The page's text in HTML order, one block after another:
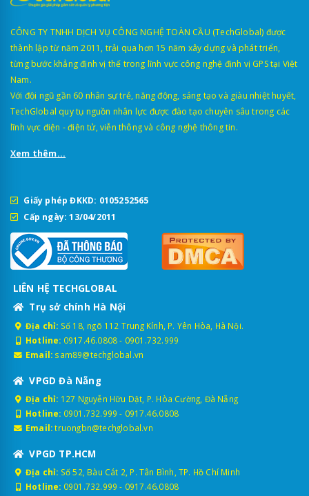
CÔNG TY TNHH DỊCH VỤ CÔNG NGHỆ TOÀN CẦU (TechGlobal) được
thành lập từ năm 2011, trải qua hơn 15 năm xây dựng và phát triển,
từng bước khẳng định vị thế trong lĩnh vực công nghệ định vị GPS tại Việt
Nam.
Với đội ngũ gần 60 nhân sự trẻ, năng động, sáng tạo và giàu nhiệt huyết,
TechGlobal quy tụ nguồn nhân lực được đào tạo chuyên sâu trong các
lĩnh vực điện - điện tử, viễn thông và công nghệ thông tin.
Xem thêm...
Giấy phép ĐKKD: 0105252565
Cấp ngày: 13/04/2011
LIÊN HỆ TECHGLOBAL
Trụ sở chính Hà Nội
Địa chỉ: Số 18, ngõ 112 Trung Kính, P. Yên Hòa, Hà Nội.
Hotline: 0917.46.0808- 0901.732.999
Email: sam89@techglobal.vn
VPGD Đà Nẵng
Địa chỉ: 127 Nguyễn Hữu Dật, P. Hòa Cường, Đà Nẵng
Hotline: 0901.732.999 - 0917.46.0808
Email: truongbn@techglobal.vn
VPGD TP.HCM
Địa chỉ: Số 52, Bàu Cát 2, P. Tân Bình, TP. Hồ Chí Minh
Hotline: 0901.732.999 - 0917.46.0808